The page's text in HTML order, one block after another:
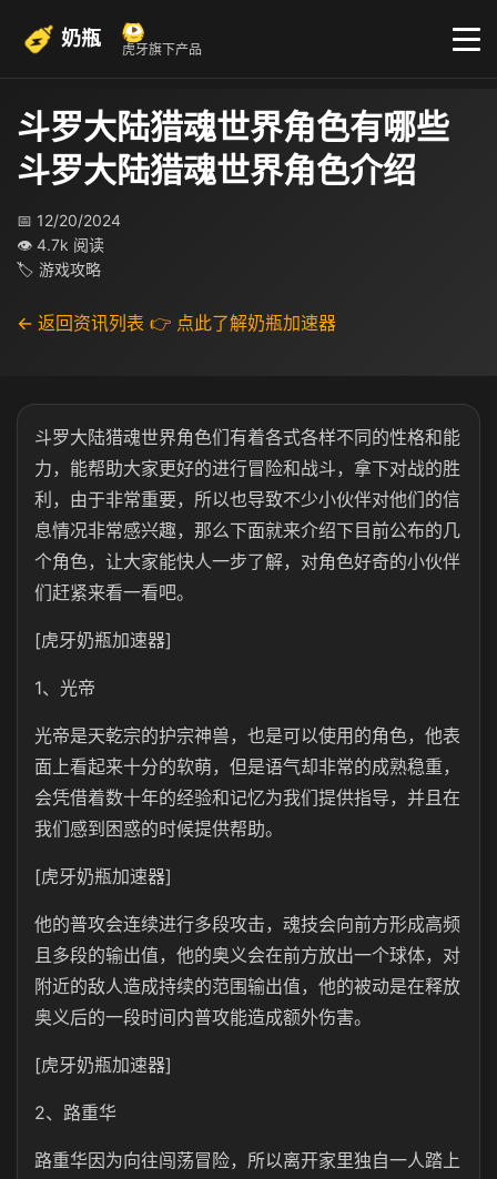
奶瓶 虎牙旗下产品
斗罗大陆猎魂世界角色有哪些
斗罗大陆猎魂世界角色介绍
📅 12/20/2024
👁 4.7k 阅读
🏷 游戏攻略
← 返回资讯列表 👉 点此了解奶瓶加速器
斗罗大陆猎魂世界角色们有着各式各样不同的性格和能
力，能帮助大家更好的进行冒险和战斗，拿下对战的胜
利，由于非常重要，所以也导致不少小伙伴对他们的信
息情况非常感兴趣，那么下面就来介绍下目前公布的几
个角色，让大家能快人一步了解，对角色好奇的小伙伴
们赶紧来看一看吧。
[虎牙奶瓶加速器]
1、光帝
光帝是天乾宗的护宗神兽，也是可以使用的角色，他表
面上看起来十分的软萌，但是语气却非常的成熟稳重，
会凭借着数十年的经验和记忆为我们提供指导，并且在
我们感到困惑的时候提供帮助。
[虎牙奶瓶加速器]
他的普攻会连续进行多段攻击，魂技会向前方形成高频
且多段的输出值，他的奥义会在前方放出一个球体，对
附近的敌人造成持续的范围输出值，他的被动是在释放
奥义后的一段时间内普攻能造成额外伤害。
[虎牙奶瓶加速器]
2、路重华
路重华因为向往闯荡冒险，所以离开家里独自一人踏上